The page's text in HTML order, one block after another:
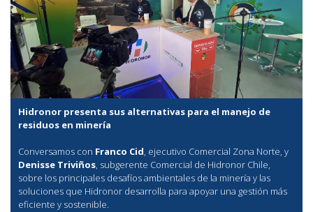
Hidronor presenta sus alternativas para el manejo de
residuos en minería
Conversamos con Franco Cid, ejecutivo Comercial Zona Norte, y
Denisse Triviños, subgerente Comercial de Hidronor Chile,
sobre los principales desafíos ambientales de la minería y las
soluciones que Hidronor desarrolla para apoyar una gestión más
eficiente y sostenible.